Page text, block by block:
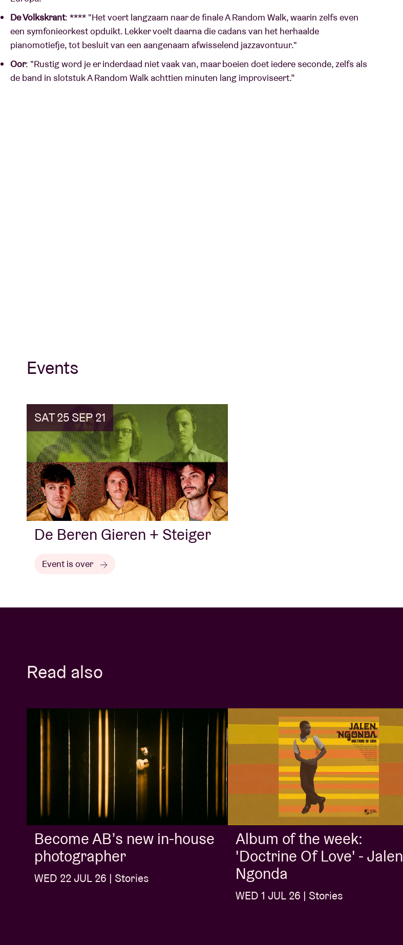
De Volkskrant: **** "Het voert langzaam naar de finale A Random Walk, waarin zelfs even
een symfonieorkest opduikt. Lekker voelt daarna die cadans van het herhaalde
pianomotiefje, tot besluit van een aangenaam afwisselend jazzavontuur."
Oor: "Rustig word je er inderdaad niet vaak van, maar boeien doet iedere seconde, zelfs als
de band in slotstuk A Random Walk achttien minuten lang improviseert.”
Events
SAT 25 SEP 21
De Beren Gieren + Steiger
Event is over
Read also
Become AB’s new in-house
photographer
WED 22 JUL 26 | Stories
Album of the week:
'Doctrine Of Love' - Jalen
Ngonda
WED 1 JUL 26 | Stories